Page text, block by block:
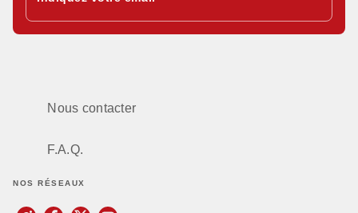
Nous contacter
F.A.Q.
NOS RÉSEAUX